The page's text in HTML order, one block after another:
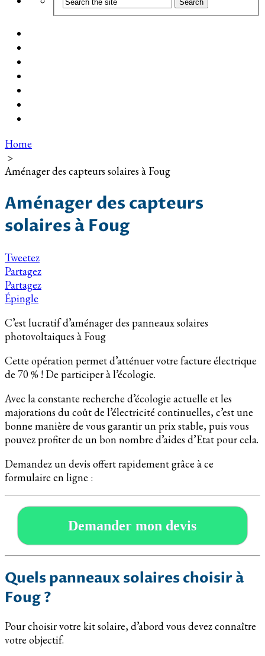
Home
>
Aménager des capteurs solaires à Foug
Aménager des capteurs
solaires à Foug
Tweetez
Partagez
Partagez
Épingle
C’est lucratif d’aménager des panneaux solaires
photovoltaiques à Foug
Cette opération permet d’atténuer votre facture électrique
de 70 % ! De participer à l’écologie.
Avec la constante recherche d’écologie actuelle et les
majorations du coût de l’électricité continuelles, c’est une
bonne manière de vous garantir un prix stable, puis vous
pouvez profiter de un bon nombre d’aides d’Etat pour cela.
Demandez un devis offert rapidement grâce à ce
formulaire en ligne :
Demander mon devis
Quels panneaux solaires choisir à
Foug ?
Pour choisir votre kit solaire, d’abord vous devez connaître
votre objectif.